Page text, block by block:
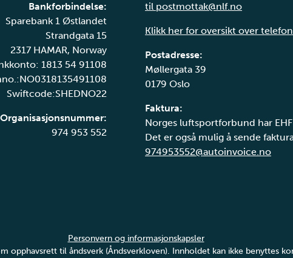
Bankforbindelse:
Sparebank 1 Østlandet
Strandgata 15
2317 HAMAR, Norway
1813 54 91108
Swiftcode:SHEDNO22
Organisasjonsnummer:
974 953 552
til postmottak@nlf.no
Klikk her for oversikt over
Postadresse:
Møllergata 39
0179 Oslo
Faktura:
Norges luftsportforbund har
Det er også mulig å sende
974953552@autoinvoice.no
Personvern og informasjonskapsler
opphavsrett til åndsverk (Åndsverkloven). Innholdet kan ikke benyttes